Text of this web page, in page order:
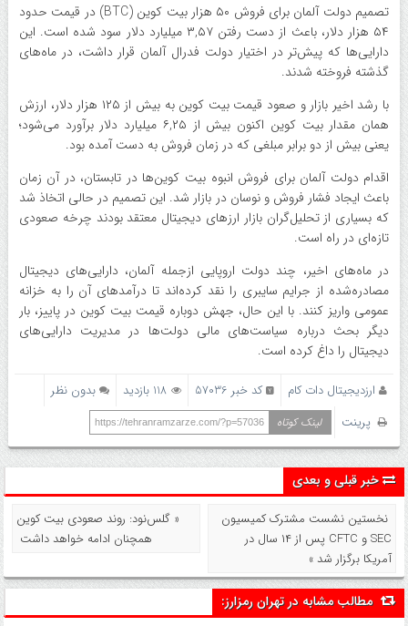
تصمیم دولت آلمان برای فروش ۵۰ هزار بیت‌ کوین (BTC) در قیمت حدود
۵۴ هزار دلار، باعث از دست رفتن ۳,۵۷ میلیارد دلار سود شده است. این
دارایی‌ها که پیش‌تر در اختیار دولت فدرال آلمان قرار داشت، در ماه‌های
گذشته فروخته شدند.
با رشد اخیر بازار و صعود قیمت بیت‌ کوین به بیش از ۱۲۵ هزار دلار، ارزش
همان مقدار بیت‌ کوین اکنون بیش از ۶,۲۵ میلیارد دلار برآورد می‌شود؛
یعنی بیش از دو برابر مبلغی که در زمان فروش به دست آمده بود.
اقدام دولت آلمان برای فروش انبوه بیت‌ کوین‌ها در تابستان، در آن زمان
باعث ایجاد فشار فروش و نوسان در بازار شد. این تصمیم در حالی اتخاذ شد
که بسیاری از تحلیل‌گران بازار ارزهای دیجیتال معتقد بودند چرخه صعودی
تازه‌ای در راه است.
در ماه‌های اخیر، چند دولت اروپایی ازجمله آلمان، دارایی‌های دیجیتال
مصادره‌شده از جرایم سایبری را نقد کرده‌اند تا درآمدهای آن را به خزانه
عمومی واریز کنند. با این حال، جهش دوباره قیمت بیت‌ کوین در پاییز، بار
دیگر بحث درباره سیاست‌های مالی دولت‌ها در مدیریت دارایی‌های
دیجیتال را داغ کرده است.
ارزدیجیتال دات کام کد خبر 57036 118 بازدید
بدون نظر
پرینت
لینک کوتاه https://tehranramzarze.com/?p=57036
خبر قبلی و بعدی
نخستین نشست مشترک کمیسیون
SEC و CFTC پس از ۱۴ سال در
آمریکا برگزار شد »
« گلس‌نود: روند صعودی بیت کوین
همچنان ادامه خواهد داشت
مطالب مشابه در تهران رمزارز: